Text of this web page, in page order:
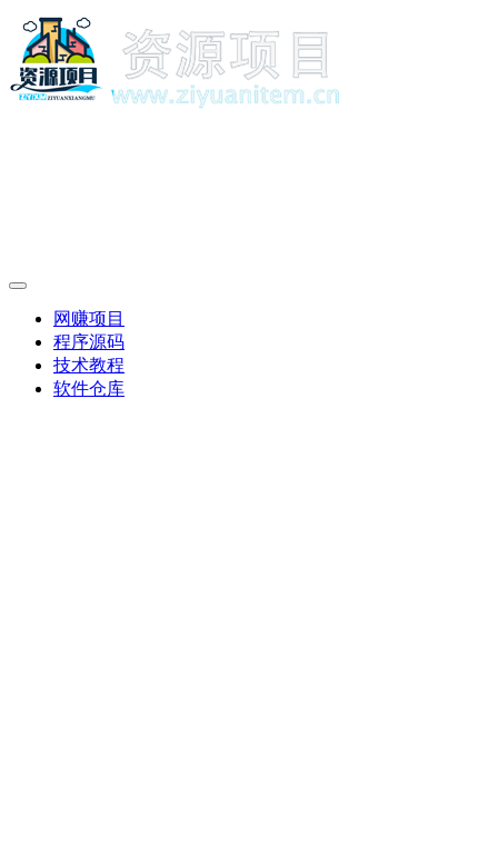
网赚项目
程序源码
技术教程
软件仓库